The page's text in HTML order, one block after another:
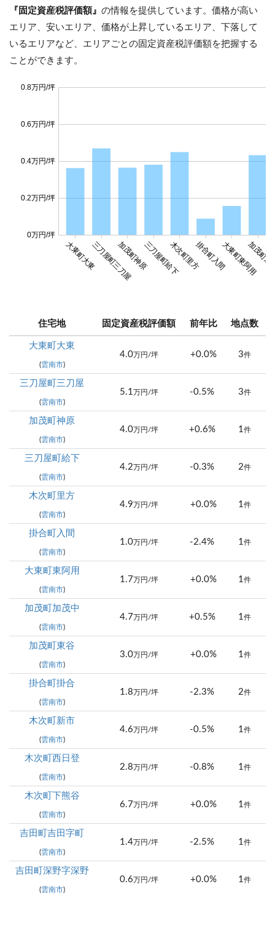
『固定資産税評価額』 の情報を提供しています。価格が高い
エリア、安いエリア、価格が上昇しているエリア、下落して
いるエリアなど、エリアごとの固定資産税評価額を把握する
ことができます。
大東町大東三刀屋町三刀屋加茂町神原三刀屋町給下木次町里方掛合町入間大東町東阿用
加茂町
0万円/坪
0.2万円/坪
0.4万円/坪
0.6万円/坪
0.8万円/坪
住宅地 固定資産税評価額 前年比 地点数
大東町大東
(雲南市)
4.0万円/坪 +0.0% 3件
三刀屋町三刀屋
(雲南市)
5.1 万円/坪 -0.5% 3件
加茂町神原
(雲南市)
4.0万円/坪 +0.6% 1件
三刀屋町給下
(雲南市)
4.2 万円/坪 -0.3% 2件
木次町里方
(雲南市)
4.9 万円/坪 +0.0% 1件
掛合町入間
(雲南市)
1.0万円/坪 -2.4% 1件
大東町東阿用
(雲南市)
1.7 万円/坪 +0.0% 1件
加茂町加茂中
(雲南市)
4.7 万円/坪 +0.5% 1件
加茂町東谷
(雲南市)
3.0万円/坪 +0.0% 1件
掛合町掛合
(雲南市)
1.8 万円/坪 -2.3% 2件
木次町新市
(雲南市)
4.6 万円/坪 -0.5% 1件
木次町西日登
(雲南市)
2.8 万円/坪 -0.8% 1件
木次町下熊谷
(雲南市)
6.7 万円/坪 +0.0% 1件
吉田町吉田字町
(雲南市)
1.4万円/坪 -2.5% 1件
吉田町深野字深野
(雲南市)
0.6 万円/坪 +0.0% 1件